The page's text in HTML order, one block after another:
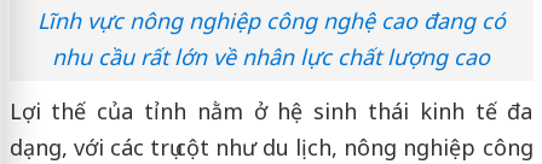
Lĩnh vực nông nghiệp công nghệ cao đang có
nhu cầu rất lớn về nhân lực chất lượng cao
Lợi thế của tỉnh nằm ở hệ sinh thái kinh tế đa
dạng, với các trụ cột như du lịch, nông nghiệp công